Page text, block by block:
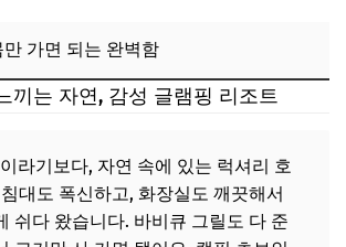
가면 되는 완벽함
는 자연, 감성 글램핑 리조트
라기보다, 자연 속에 있는 럭셔리 호
대도 폭신하고, 화장실도 깨끗해서
쉬다 왔습니다. 바비큐 그릴도 다 준